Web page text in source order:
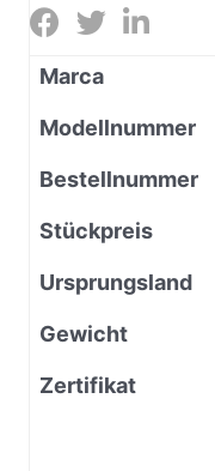
Marca
Modellnummer
Bestellnummer
Stückpreis
Ursprungsland
Gewicht
Zertifikat